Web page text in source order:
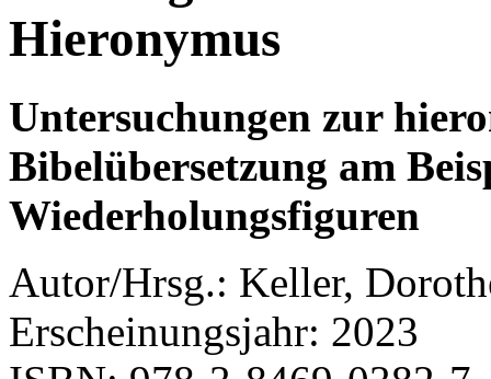
Hieronymus
Untersuchungen zur
Bibelübersetzung am
Wiederholungsfiguren
Autor/Hrsg.: Keller,
Erscheinungsjahr: 2023